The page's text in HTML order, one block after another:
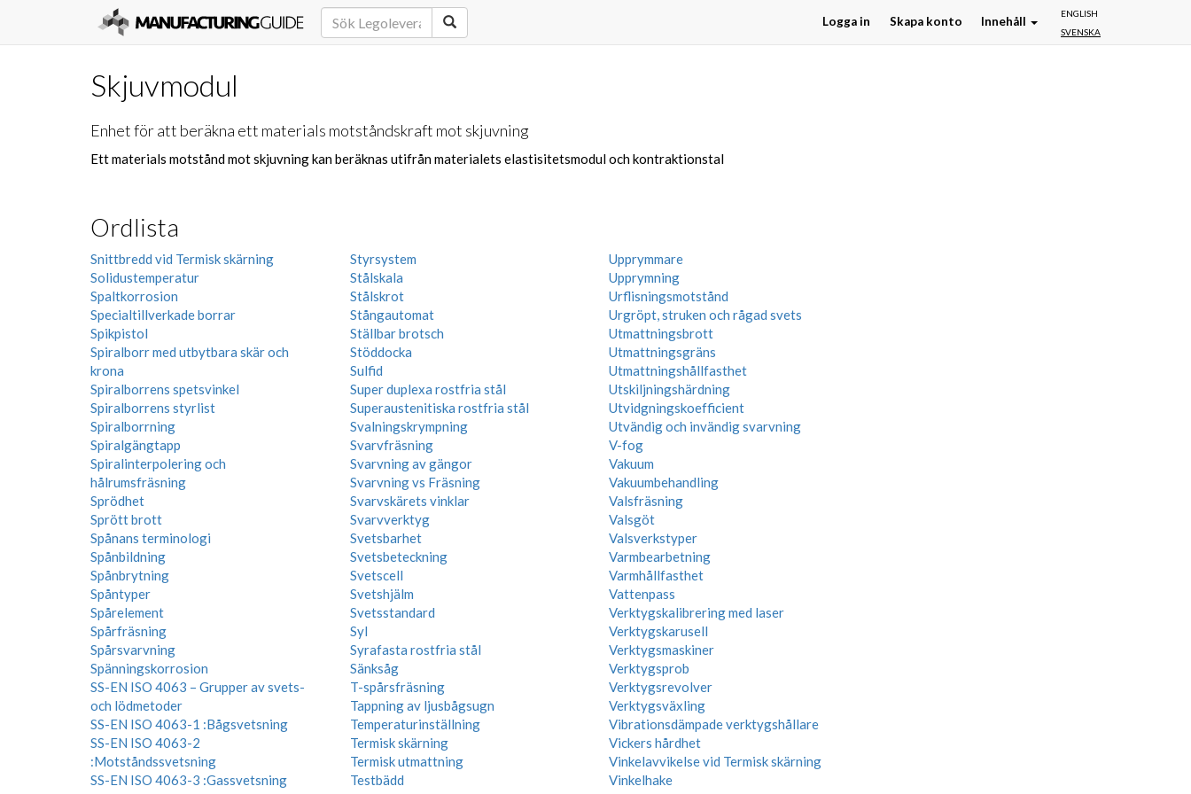
ENGLISH
SVENSKA
Logga in Skapa konto Innehåll
Skjuvmodul
Enhet för att beräkna ett materials motståndskraft mot skjuvning
Ett materials motstånd mot skjuvning kan beräknas utifrån materialets elastisitetsmodul och kontraktionstal
Ordlista
Snittbredd vid Termisk skärning
Solidustemperatur
Spaltkorrosion
Specialtillverkade borrar
Spikpistol
Spiralborr med utbytbara skär och
krona
Spiralborrens spetsvinkel
Spiralborrens styrlist
Spiralborrning
Spiralgängtapp
Spiralinterpolering och
hålrumsfräsning
Sprödhet
Sprött brott
Spånans terminologi
Spånbildning
Spånbrytning
Spåntyper
Spårelement
Spårfräsning
Spårsvarvning
Spänningskorrosion
SS-EN ISO 4063 – Grupper av svets-
och lödmetoder
SS-EN ISO 4063-1 :Bågsvetsning
SS-EN ISO 4063-2
:Motståndssvetsning
SS-EN ISO 4063-3 :Gassvetsning
Styrsystem
Stålskala
Stålskrot
Stångautomat
Ställbar brotsch
Stöddocka
Sulfid
Super duplexa rostfria stål
Superaustenitiska rostfria stål
Svalningskrympning
Svarvfräsning
Svarvning av gängor
Svarvning vs Fräsning
Svarvskärets vinklar
Svarvverktyg
Svetsbarhet
Svetsbeteckning
Svetscell
Svetshjälm
Svetsstandard
Syl
Syrafasta rostfria stål
Sänksåg
T-spårsfräsning
Tappning av ljusbågsugn
Temperaturinställning
Termisk skärning
Termisk utmattning
Testbädd
Upprymmare
Upprymning
Urflisningsmotstånd
Urgröpt, struken och rågad svets
Utmattningsbrott
Utmattningsgräns
Utmattningshållfasthet
Utskiljningshärdning
Utvidgningskoefficient
Utvändig och invändig svarvning
V-fog
Vakuum
Vakuumbehandling
Valsfräsning
Valsgöt
Valsverkstyper
Varmbearbetning
Varmhållfasthet
Vattenpass
Verktygskalibrering med laser
Verktygskarusell
Verktygsmaskiner
Verktygsprob
Verktygsrevolver
Verktygsväxling
Vibrationsdämpade verktygshållare
Vickers hårdhet
Vinkelavvikelse vid Termisk skärning
Vinkelhake